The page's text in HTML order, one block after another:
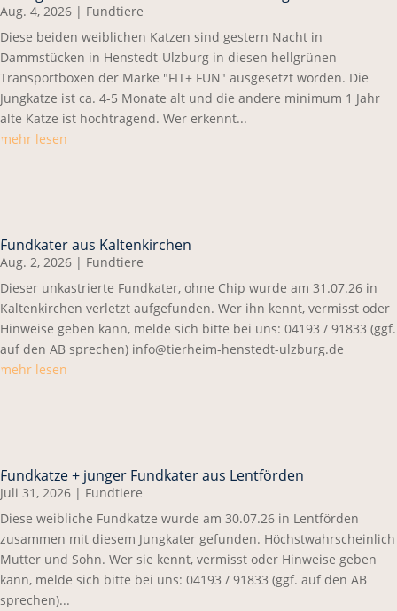
Aug. 4, 2026 | Fundtiere
Diese beiden weiblichen Katzen sind gestern Nacht in
Dammstücken in Henstedt-Ulzburg in diesen hellgrünen
Transportboxen der Marke "FIT+ FUN" ausgesetzt worden. Die
Jungkatze ist ca. 4-5 Monate alt und die andere minimum 1 Jahr
alte Katze ist hochtragend. Wer erkennt...
mehr lesen
Fundkater aus Kaltenkirchen
Aug. 2, 2026 | Fundtiere
Dieser unkastrierte Fundkater, ohne Chip wurde am 31.07.26 in
Kaltenkirchen verletzt aufgefunden. Wer ihn kennt, vermisst oder
Hinweise geben kann, melde sich bitte bei uns: 04193 / 91833 (ggf.
auf den AB sprechen) info@tierheim-henstedt-ulzburg.de
mehr lesen
Fundkatze + junger Fundkater aus Lentförden
Juli 31, 2026 | Fundtiere
Diese weibliche Fundkatze wurde am 30.07.26 in Lentförden
zusammen mit diesem Jungkater gefunden. Höchstwahrscheinlich
Mutter und Sohn. Wer sie kennt, vermisst oder Hinweise geben
kann, melde sich bitte bei uns: 04193 / 91833 (ggf. auf den AB
sprechen)...